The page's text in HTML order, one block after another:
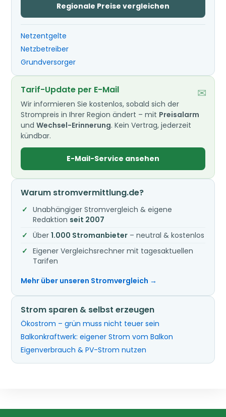
Regionale Preise vergleichen
Netzentgelte
Netzbetreiber
Grundversorger
✉
Tarif-Update per E-Mail
Wir informieren Sie kostenlos, sobald sich der
Strompreis in Ihrer Region ändert – mit Preisalarm
undWechsel-Erinnerung. Kein Vertrag, jederzeit
kündbar.
E-Mail-Service ansehen
Warum stromvermittlung.de?
Unabhängiger Stromvergleich & eigene
Redaktion seit 2007
Über1.000 Stromanbieter – neutral & kostenlos
Eigener Vergleichsrechner mit tagesaktuellen
Tarifen
Mehr über unseren Stromvergleich →
Strom sparen & selbst erzeugen
Ökostrom – grün muss nicht teuer sein
Balkonkraftwerk: eigener Strom vom Balkon
Eigenverbrauch & PV-Strom nutzen